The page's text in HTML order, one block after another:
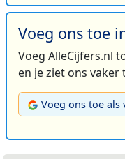
Voeg ons toe
Voeg AlleCijfers.nl
en je ziet ons
Voeg ons toe